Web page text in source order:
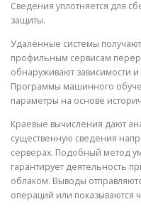
Сведения уплотняется для
защиты.
Удалённые системы
профильным сервисам
обнаруживают зависимости
Программы машинного
параметры на основе
Краевые вычисления дают
существенную сведения
серверах. Подобный метод
гарантирует деятельность
облаком. Выводы
операций или показываются